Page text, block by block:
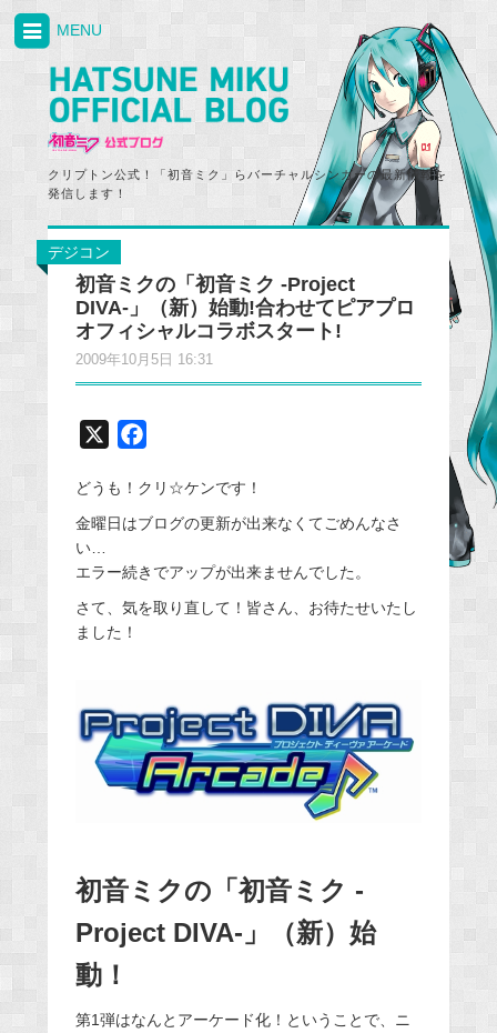
クリプトン公式！「初音ミク」らバーチャルシンガーの最新情報を
発信します！
MENU
デジコン
初音ミクの「初音ミク -Project
DIVA-」（新）始動!合わせてピアプロ
オフィシャルコラボスタート!
2009年10月5日 16:31
c
e
o
o
どうも！クリ☆ケンです！
金曜日はブログの更新が出来なくてごめんなさ
い…
エラー続きでアップが出来ませんでした。
さて、気を取り直して！皆さん、お待たせいたし
ました！
初音ミクの「初音ミク -
Project DIVA-」（新）始
動！
第1弾はなんとアーケード化！ということで、ニ